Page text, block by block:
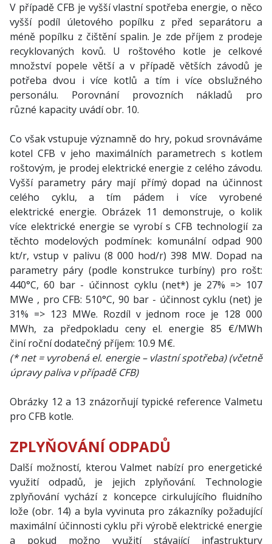
V případě CFB je vyšší vlastní spotřeba energie, o něco
vyšší podíl úletového popílku z před separátoru a
méně popílku z čištění spalin. Je zde příjem z prodeje
recyklovaných kovů. U roštového kotle je celkové
množství popele větší a v případě větších závodů je
potřeba dvou i více kotlů a tím i více obslužného
personálu. Porovnání provozních nákladů pro
různé kapacity uvádí obr. 10.
Co však vstupuje významně do hry, pokud srovnáváme
kotel CFB v jeho maximálních parametrech s kotlem
roštovým, je prodej elektrické energie z celého závodu.
Vyšší parametry páry mají přímý dopad na účinnost
celého cyklu, a tím pádem i více vyrobené
elektrické energie. Obrázek 11 demonstruje, o kolik
více elektrické energie se vyrobí s CFB technologií za
těchto modelových podmínek: komunální odpad 900
kt/r, vstup v palivu (8 000 hod/r) 398 MW. Dopad na
parametry páry (podle konstrukce turbíny) pro rošt:
440°C, 60 bar - účinnost cyklu (net*) je 27% => 107
MWe , pro CFB: 510°C, 90 bar - účinnost cyklu (net) je
31% => 123 MWe. Rozdíl v jednom roce je 128 000
MWh, za předpokladu ceny el. energie 85 €/MWh
činí roční dodatečný příjem: 10.9 M€.
(* net = vyrobená el. energie – vlastní spotřeba)(včetně
úpravy paliva v případě CFB)
Obrázky 12 a 13 znázorňují typické reference Valmetu
pro CFB kotle.
ZPLYŇOVÁNÍ ODPADŮ
Další možností, kterou Valmet nabízí pro energetické
využití odpadů, je jejich zplyňování. Technologie
zplyňování vychází z koncepce cirkulujícího fluidního
lože (obr. 14) a byla vyvinuta pro zákazníky požadující
maximální účinnosti cyklu při výrobě elektrické energie
a pokud možno využití stávající infastruktury